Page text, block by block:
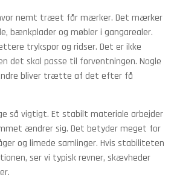
nemt træet får mærker. Det mærker
bænkplader og møbler i gangarealer.
trykspor og ridser. Det er ikke
det skal passe til forventningen. Nogle
bliver trætte af det efter få
så vigtigt. Et stabilt materiale arbejder
ændrer sig. Det betyder meget for
og limede samlinger. Hvis stabiliteten
ser vi typisk revner, skævheder